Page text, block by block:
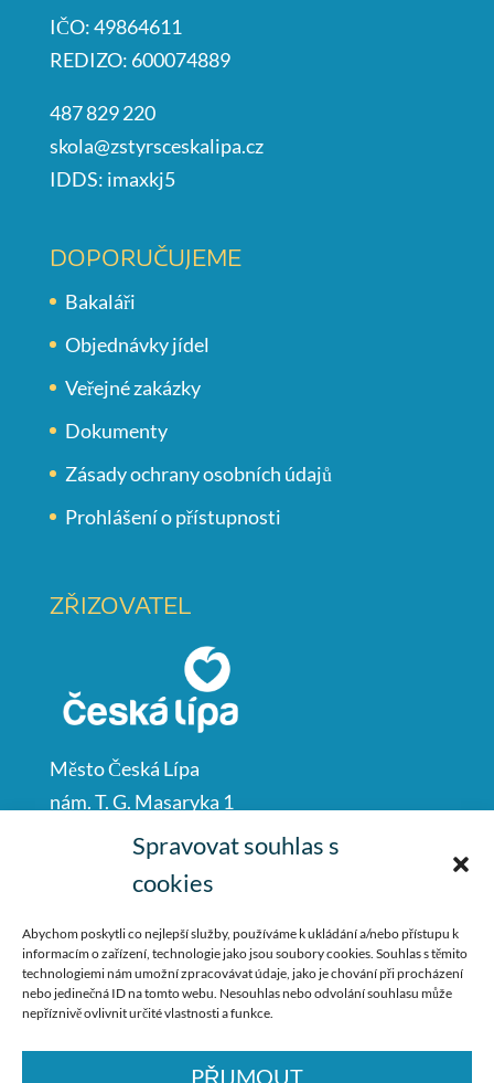
Spravovat souhlas s
cookies
Abychom poskytli co nejlepší služby, používáme k ukládání a/nebo přístupu k
informacím o zařízení, technologie jako jsou soubory cookies. Souhlas s těmito
technologiemi nám umožní zpracovávat údaje, jako je chování při procházení
nebo jedinečná ID na tomto webu. Nesouhlas nebo odvolání souhlasu může
nepříznivě ovlivnit určité vlastnosti a funkce.
PŘIJMOUT
IČO: 49864611
REDIZO: 600074889
487 829 220
skola@zstyrsceskalipa.cz
IDDS: imaxkj5
DOPORUČUJEME
Bakaláři
Objednávky jídel
Veřejné zakázky
Dokumenty
Zásady ochrany osobních údajů
Prohlášení o přístupnosti
ZŘIZOVATEL
Město Česká Lípa
nám. T. G. Masaryka 1
Česká Lípa
487 881 111
podatelna@mucl.cz